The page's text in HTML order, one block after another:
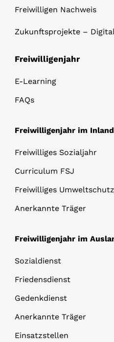
Freiwilligen Nachweis
Zukunftsprojekte –
Freiwilligenjahr
E-Learning
FAQs
Freiwilligenjahr im Inland
Freiwilliges Sozialjahr
Curriculum FSJ
Freiwilliges
Anerkannte Träger
Freiwilligenjahr im
Sozialdienst
Friedensdienst
Gedenkdienst
Anerkannte Träger
Einsatzstellen